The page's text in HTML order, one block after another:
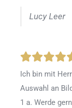
Lucy Leer
Ich bin mit
Auswahl an
1 a. Werde